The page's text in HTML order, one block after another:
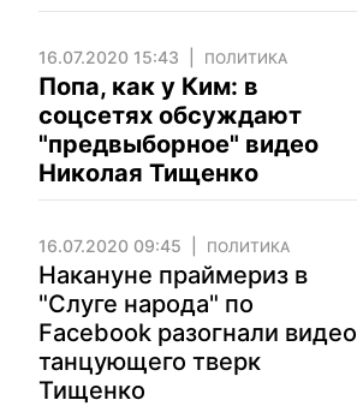
16.07.2020 15:43 ПОЛИТИКА
Попа, как у Ким: в
соцсетях обсуждают
"предвыборное" видео
Николая Тищенко
16.07.2020 09:45 ПОЛИТИКА
Накануне праймериз в
"Слуге народа" по
Facebook разогнали видео
танцующего тверк
Тищенко